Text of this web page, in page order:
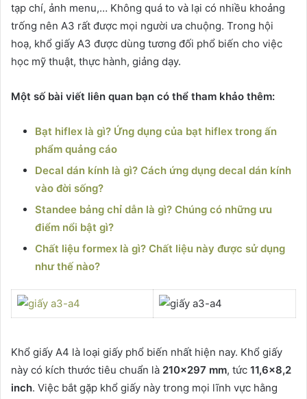
tạp chí, ảnh menu,… Không quá to và lại có nhiều khoảng
trống nên A3 rất được mọi người ưa chuộng. Trong hội
hoạ, khổ giấy A3 được dùng tương đối phổ biến cho việc
học mỹ thuật, thực hành, giảng dạy.
Một số bài viết liên quan bạn có thể tham khảo thêm:
Bạt hiflex là gì? Ứng dụng của bạt hiflex trong ấn
phẩm quảng cáo
Decal dán kính là gì? Cách ứng dụng decal dán kính
vào đời sống?
Standee bảng chỉ dẫn là gì? Chúng có những ưu
điểm nổi bật gì?
Chất liệu formex là gì? Chất liệu này được sử dụng
như thế nào?
Khổ giấy A4 là loại giấy phổ biến nhất hiện nay. Khổ giấy
này có kích thước tiêu chuẩn là 210×297 mm, tức 11,6×8,2
inch. Việc bắt gặp khổ giấy này trong mọi lĩnh vực hằng